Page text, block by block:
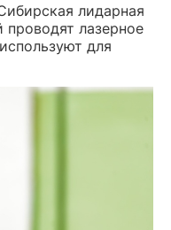
лидарная
проводят лазерное
для